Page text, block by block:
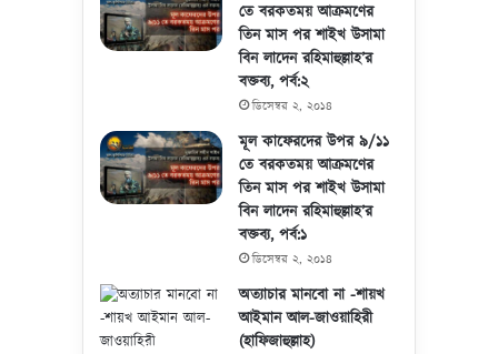
তে বরকতময় আক্রমণের
তিন মাস পর শাইখ উসামা
বিন লাদেন রহিমাহুল্লাহ’র
বক্তব্য, পর্ব:২
ডিসেম্বর ২, ২০১৪
মূল কাফেরদের উপর ৯/১১
তে বরকতময় আক্রমণের
তিন মাস পর শাইখ উসামা
বিন লাদেন রহিমাহুল্লাহ’র
বক্তব্য, পর্ব:১
ডিসেম্বর ২, ২০১৪
অত্যাচার মানবো না -শায়খ
আইমান আল-জাওয়াহিরী
(হাফিজাহুল্লাহ)